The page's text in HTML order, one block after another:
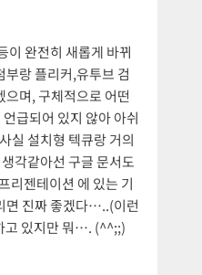
이 완전히 새롭게 바뀌
부랑 플리커,유투브 검
으며, 구체적으로 어떤
급되어 있지 않아 아쉬
실 설치형 텍큐랑 거의
각같아선 구글 문서도
리젠테이션 에 있는 기
면 진짜 좋겠다…..(이런
고 있지만 뭐…. (^^;;)